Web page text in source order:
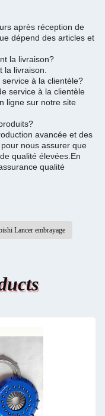
après réception de
dépend des articles et
la livraison?
la livraison.
à la clientèle?
service à la clientèle
ligne sur notre site
avancée et des
nous assurer que
qualité élevées. En
qualité
Lancer embrayage